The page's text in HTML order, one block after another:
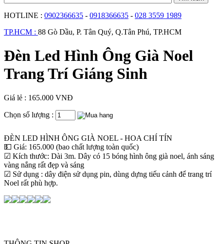
HOTLINE : 0902366635 - 0918366635 - 028 3559 1989
TP.HCM : 88 Gò Dầu, P. Tân Quý, Q.Tân Phú, TP.HCM
Đèn Led Hình Ông Già Noel
Trang Trí Giáng Sinh
Giá lẻ : 165.000 VNĐ
Chọn số lượng :
ĐÈN LED HÌNH ÔNG GIÀ NOEL - HOA CHÍ TÍN
💵 Giá: 165.000 (bao chất lượng toàn quốc)
☑ Kích thước: Dài 3m. Dây có 15 bóng hình ông già noel, ánh sáng
vàng nắng rất đẹp và sáng
☑ Sử dụng : dây điện sử dụng pin, dùng dựng tiếu cảnh để trang trí
Noel rất phù hợp.